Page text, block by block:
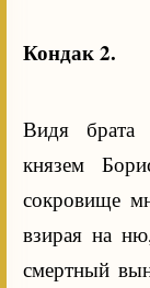
Кондак 2.
Видя брата
князем
сокровище
взирая на
смертный